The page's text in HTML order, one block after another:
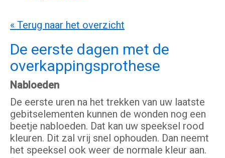
« Terug naar het overzicht
De eerste dagen met de
overkappingsprothese
Nabloeden
De eerste uren na het trekken van uw laatste
gebitselementen kunnen de wonden nog een
beetje nabloeden. Dat kan uw speeksel rood
kleuren. Dit zal vrij snel ophouden. Dan neemt
het speeksel ook weer de normale kleur aan.